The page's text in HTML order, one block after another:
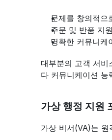
문제를 창의적으
주문 및 반품 지
명확한 커뮤니케
대부분의 고객 서비
다 커뮤니케이션 능
가상 행정 지원
가상 비서(VA)는